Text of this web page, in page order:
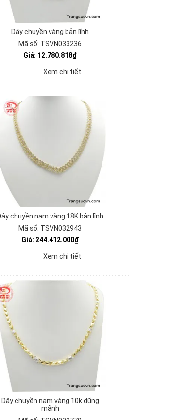
Dây chuyền vàng bản lĩnh
Mã số: TSVN033236
Giá: 12.780.818₫
Xem chi tiết
chuyền nam vàng 18K bản lĩnh
Mã số: TSVN032943
Giá: 244.412.000₫
Xem chi tiết
Dây chuyền nam vàng 10k dũng
mãnh